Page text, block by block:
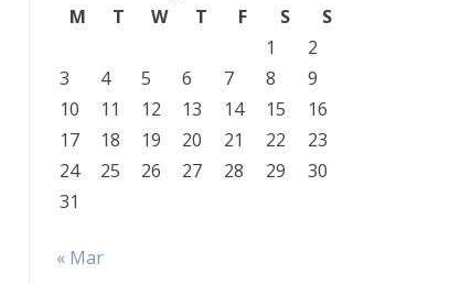
M
T W T F S
S
1
2
3
4 5 6 7 8
9
10
11 12 13 14 15
16
17
18 19 20 21 22
23
24
25 26 27 28 29
30
31
« Mar